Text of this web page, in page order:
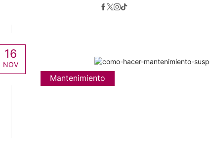
Mantenimiento
16
NOV